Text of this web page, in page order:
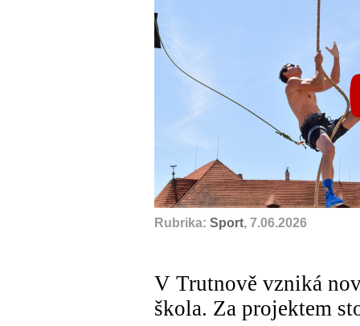
Rubrika: Sport, 7.06.2026
V Trutnově vzniká
škola. Za projektem